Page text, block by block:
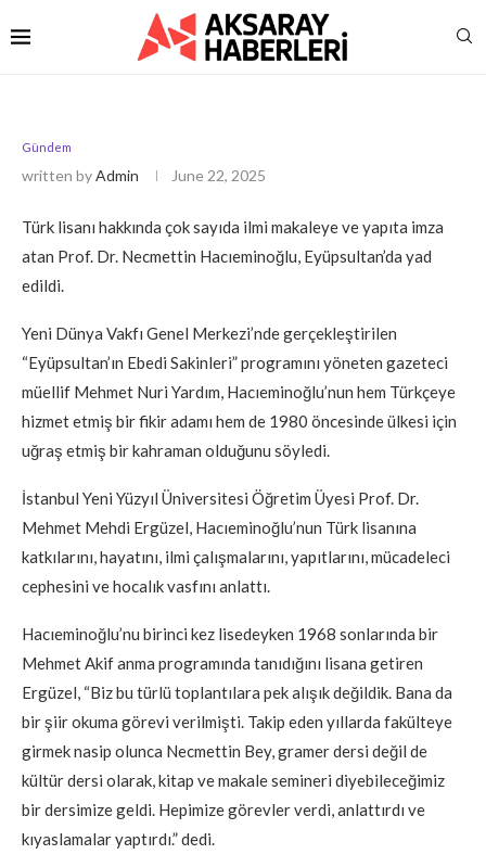
Gündem
written byAdmin June 22, 2025
Türk lisanı hakkında çok sayıda ilmi makaleye ve yapıta imza
atan Prof. Dr. Necmettin Hacıeminoğlu, Eyüpsultan’da yad
edildi.
Yeni Dünya Vakfı Genel Merkezi’nde gerçekleştirilen
“Eyüpsultan’ın Ebedi Sakinleri” programını yöneten gazeteci
müellif Mehmet Nuri Yardım, Hacıeminoğlu’nun hem Türkçeye
hizmet etmiş bir fikir adamı hem de 1980 öncesinde ülkesi için
uğraş etmiş bir kahraman olduğunu söyledi.
İstanbul Yeni Yüzyıl Üniversitesi Öğretim Üyesi Prof. Dr.
Mehmet Mehdi Ergüzel, Hacıeminoğlu’nun Türk lisanına
katkılarını, hayatını, ilmi çalışmalarını, yapıtlarını, mücadeleci
cephesini ve hocalık vasfını anlattı.
Hacıeminoğlu’nu birinci kez lisedeyken 1968 sonlarında bir
Mehmet Akif anma programında tanıdığını lisana getiren
Ergüzel, “Biz bu türlü toplantılara pek alışık değildik. Bana da
bir şiir okuma görevi verilmişti. Takip eden yıllarda fakülteye
girmek nasip olunca Necmettin Bey, gramer dersi değil de
kültür dersi olarak, kitap ve makale semineri diyebileceğimiz
bir dersimize geldi. Hepimize görevler verdi, anlattırdı ve
kıyaslamalar yaptırdı.” dedi.